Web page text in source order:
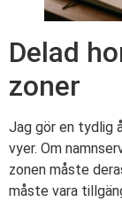
Delad
zoner
Jag gör en tydlig
vyer. Om
zonen måste
måste vara